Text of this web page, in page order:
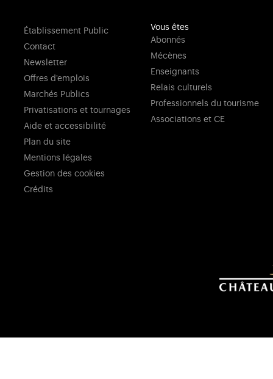
Établissement Public
Contact
Newsletter
Offres d'emplois
Marchés Publics
Privatisations et tournages
Aide et accessibilité
Plan du site
Mentions légales
Gestion des cookies
Crédits
Vous êtes
Abonnés
Mécènes
Enseignants
Relais culturels
Professionnels du tourisme
Associations et CE